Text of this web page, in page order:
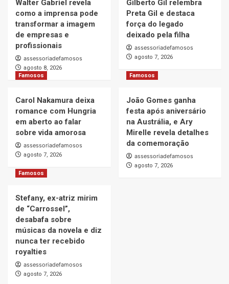
Walter Gabriel revela
como a imprensa pode
transformar a imagem
de empresas e
profissionais
assessoriadefamosos
agosto 8, 2026
Gilberto Gil relembra
Preta Gil e destaca
força do legado
deixado pela filha
assessoriadefamosos
agosto 7, 2026
Famosos
Carol Nakamura deixa
romance com Hungria
em aberto ao falar
sobre vida amorosa
assessoriadefamosos
agosto 7, 2026
Famosos
João Gomes ganha
festa após aniversário
na Austrália, e Ary
Mirelle revela detalhes
da comemoração
assessoriadefamosos
agosto 7, 2026
Famosos
Stefany, ex-atriz mirim
de “Carrossel”,
desabafa sobre
músicas da novela e diz
nunca ter recebido
royalties
assessoriadefamosos
agosto 7, 2026